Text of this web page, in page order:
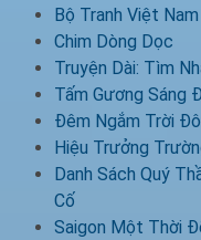
Bộ Tranh Việt
Chim Dòng Dọc
Truyện Dài: Tìm
Tấm Gương Sáng
Đêm Ngắm Trời
Hiệu Trưởng
Danh Sách Quý
Cố
Saigon Một Thời